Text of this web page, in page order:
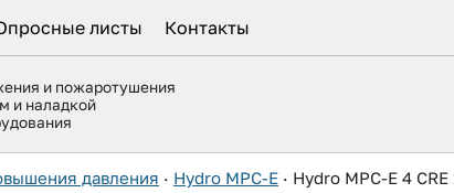
листы Контакты
и пожаротушения
и наладкой
давления · Hydro MPC-E · Hydro MPC-E 4 CRE